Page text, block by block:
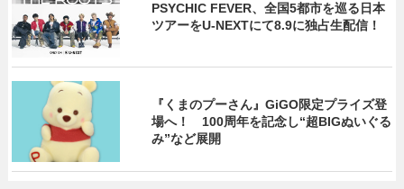
PSYCHIC FEVER、全国5都市を巡る日本
ツアーをU‐NEXTにて8.9に独占生配信！
『くまのプーさん』GiGO限定プライズ登
場へ！ 100周年を記念し“超BIGぬいぐる
み”など展開